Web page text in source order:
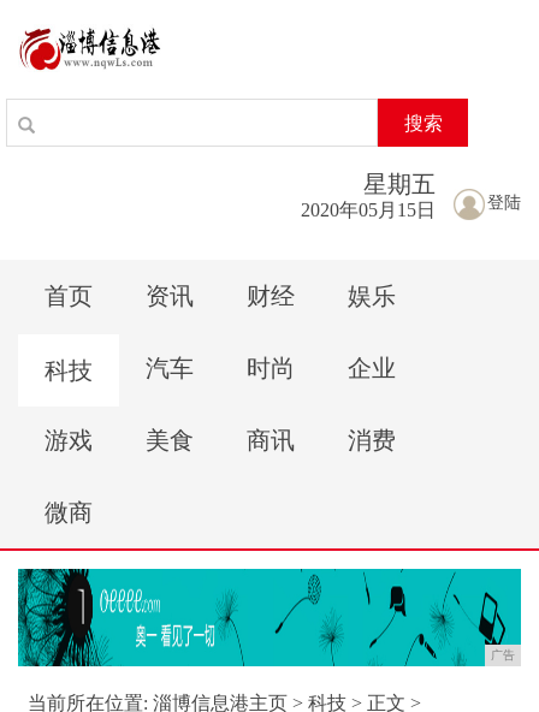
搜索
登陆
星期五
2020年05月15日
首页 资讯 财经 娱乐
科技 汽车 时尚 企业
游戏 美食 商讯 消费
微商
广告
当前所在位置: 淄博信息港主页 > 科技 > 正文 >